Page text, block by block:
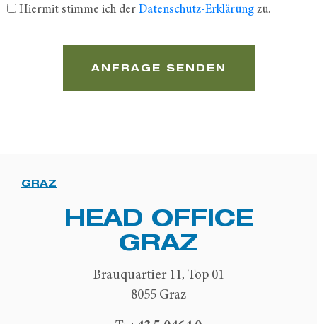
Hiermit stimme ich derDatenschutz-Erklärungzu.
ANFRAGE SENDEN
GRAZ
HEAD OFFICE
GRAZ
Brauquartier 11, Top 01
8055 Graz